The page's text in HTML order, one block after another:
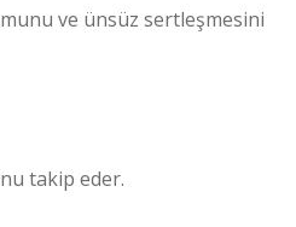
ve ünsüz sertleşmesini
takip eder.